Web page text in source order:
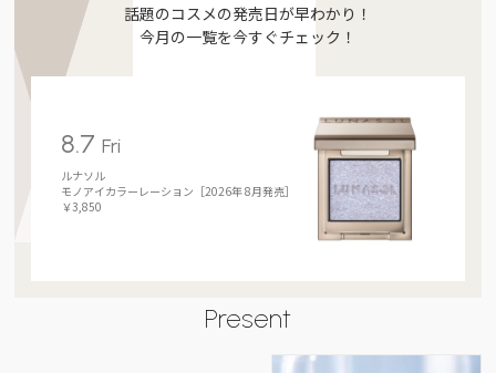
話題のコスメの発売日が早わかり！
今月の一覧を今すぐチェック！
8.7Fri
ルナソル
モノアイカラーレーション［2026年 8月発売］
￥3,850
Present